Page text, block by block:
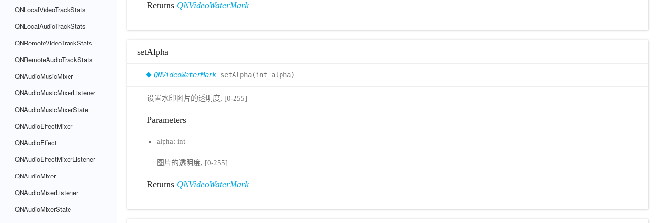
QNLocalVideoTrackStats
QNLocalAudioTrackStats
QNRemoteVideoTrackStats
QNRemoteAudioTrackStats
QNAudioMusicMixer
QNAudioMusicMixerListener
QNAudioMusicMixerState
QNAudioEffectMixer
QNAudioEffect
QNAudioEffectMixerListener
QNAudioMixer
QNAudioMixerListener
QNAudioMixerState
Returns QNVideoWaterMark
setAlpha
QNVideoWaterMark setAlpha(int alpha)
设置水印图片的透明度, [0-255]
Parameters
alpha: int
图片的透明度, [0-255]
Returns QNVideoWaterMark